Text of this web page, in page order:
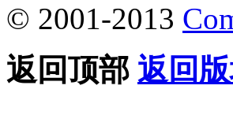
© 2001-2013
返回顶部 返回